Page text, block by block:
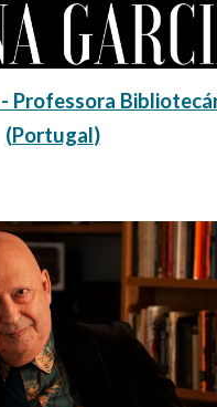
Professora
(Portugal)